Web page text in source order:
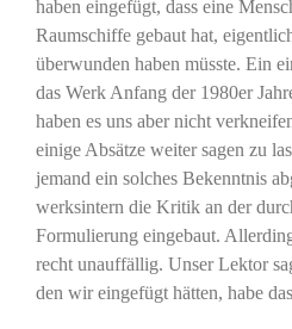
haben eingefügt, dass eine
Raumschiffe gebaut hat,
überwunden haben müsste. Ein
das Werk Anfang der 1980er
haben es uns aber nicht
einige Absätze weiter sagen zu
jemand ein solches Bekenntnis
werksintern die Kritik an der
Formulierung eingebaut.
recht unauffällig. Unser Lektor
den wir eingefügt hätten, habe